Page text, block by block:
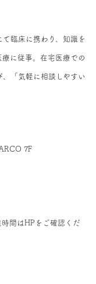
臨床に携わり、知識を
に従事。在宅医療での
「気軽に相談しやすい
7F
間はHPをご確認くだ